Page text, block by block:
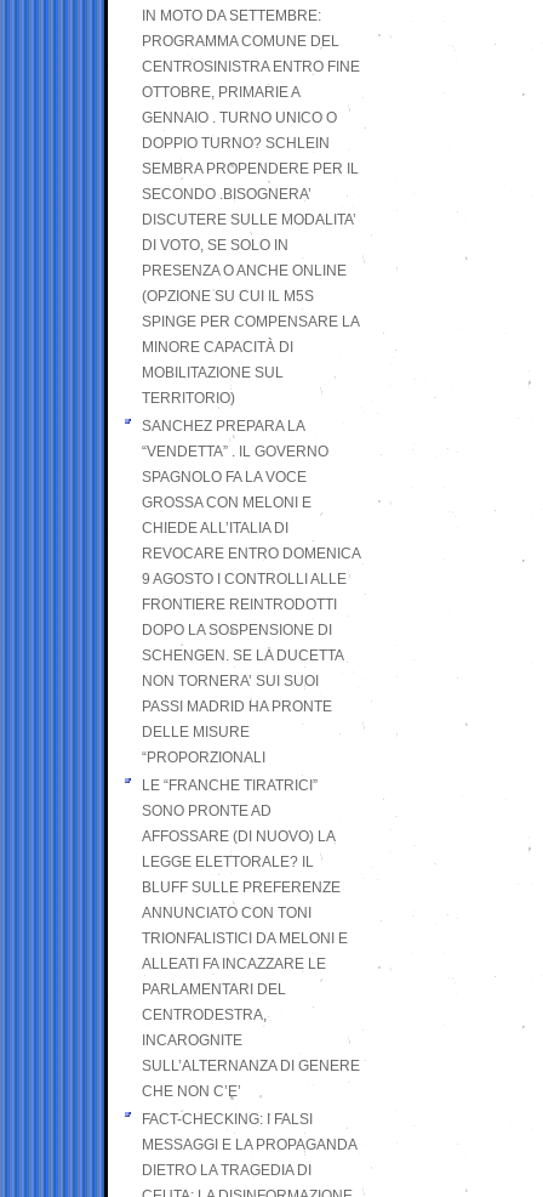
IN MOTO DA SETTEMBRE:
PROGRAMMA COMUNE DEL
CENTROSINISTRA ENTRO FINE
OTTOBRE, PRIMARIE A
GENNAIO . TURNO UNICO O
DOPPIO TURNO? SCHLEIN
SEMBRA PROPENDERE PER IL
SECONDO .BISOGNERA’
DISCUTERE SULLE MODALITA’
DI VOTO, SE SOLO IN
PRESENZA O ANCHE ONLINE
(OPZIONE SU CUI IL M5S
SPINGE PER COMPENSARE LA
MINORE CAPACITÀ DI
MOBILITAZIONE SUL
TERRITORIO)
SANCHEZ PREPARA LA
“VENDETTA” . IL GOVERNO
SPAGNOLO FA LA VOCE
GROSSA CON MELONI E
CHIEDE ALL’ITALIA DI
REVOCARE ENTRO DOMENICA
9 AGOSTO I CONTROLLI ALLE
FRONTIERE REINTRODOTTI
DOPO LA SOSPENSIONE DI
SCHENGEN. SE LA DUCETTA
NON TORNERA’ SUI SUOI
PASSI MADRID HA PRONTE
DELLE MISURE
“PROPORZIONALI
LE “FRANCHE TIRATRICI”
SONO PRONTE AD
AFFOSSARE (DI NUOVO) LA
LEGGE ELETTORALE? IL
BLUFF SULLE PREFERENZE
ANNUNCIATO CON TONI
TRIONFALISTICI DA MELONI E
ALLEATI FA INCAZZARE LE
PARLAMENTARI DEL
CENTRODESTRA,
INCAROGNITE
SULL’ALTERNANZA DI GENERE
CHE NON C’E’
FACT-CHECKING: I FALSI
MESSAGGI E LA PROPAGANDA
DIETRO LA TRAGEDIA DI